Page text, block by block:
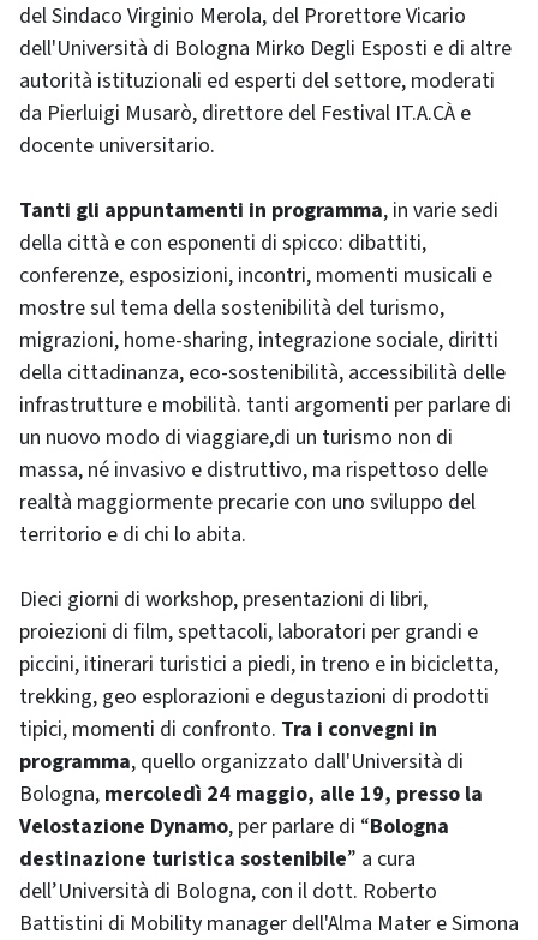
del Sindaco Virginio Merola, del Prorettore Vicario
dell'Università di Bologna Mirko Degli Esposti e di altre
autorità istituzionali ed esperti del settore, moderati
da Pierluigi Musarò, direttore del Festival IT.A.CÀ e
docente universitario.
Tanti gli appuntamenti in programma, in varie sedi
della città e con esponenti di spicco: dibattiti,
conferenze, esposizioni, incontri, momenti musicali e
mostre sul tema della sostenibilità del turismo,
migrazioni, home-sharing, integrazione sociale, diritti
della cittadinanza, eco-sostenibilità, accessibilità delle
infrastrutture e mobilità. tanti argomenti per parlare di
un nuovo modo di viaggiare,di un turismo non di
massa, né invasivo e distruttivo, ma rispettoso delle
realtà maggiormente precarie con uno sviluppo del
territorio e di chi lo abita.
Dieci giorni di workshop, presentazioni di libri,
proiezioni di film, spettacoli, laboratori per grandi e
piccini, itinerari turistici a piedi, in treno e in bicicletta,
trekking, geo esplorazioni e degustazioni di prodotti
tipici, momenti di confronto. Tra i convegni in
programma, quello organizzato dall'Università di
Bologna, mercoledì 24 maggio, alle 19, presso la
Velostazione Dynamo, per parlare di “Bologna
destinazione turistica sostenibile” a cura
dell’Università di Bologna, con il dott. Roberto
Battistini di Mobility manager dell'Alma Mater e Simona